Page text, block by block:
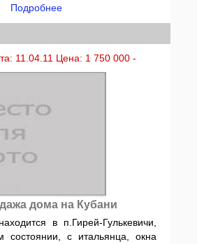
Подробнее
11.04.11 Цена: 1 750 000 -
дома на Кубани
в п.Гирей-Гулькевичи,
состоянии, с итальянца, окна